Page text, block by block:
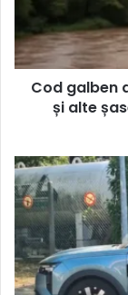
Cod galben
și alte